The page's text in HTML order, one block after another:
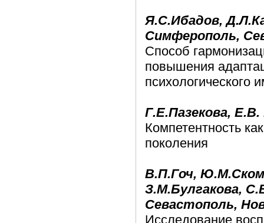
Я.С.Ибадов,
Симферополь,
Способ
повышения
психологического
Г.Е.Пазекова, Е.В.
Компетентность
поколения
В.П.Гоч,
З.М.Булгакова,
Севастополь,
Исследование